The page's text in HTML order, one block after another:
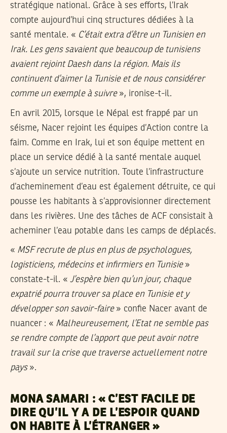
stratégique national. Grâce à ses efforts, l’Irak
compte aujourd’hui cinq structures dédiées à la
santé mentale. « C’était extra d’être un Tunisien en
Irak. Les gens savaient que beaucoup de tunisiens
avaient rejoint Daesh dans la région. Mais ils
continuent d’aimer la Tunisie et de nous considérer
comme un exemple à suivre», ironise-t-il.
En avril 2015, lorsque le Népal est frappé par un
séisme, Nacer rejoint les équipes d’Action contre la
faim. Comme en Irak, lui et son équipe mettent en
place un service dédié à la santé mentale auquel
s’ajoute un service nutrition. Toute l’infrastructure
d’acheminement d’eau est également détruite, ce qui
pousse les habitants à s’approvisionner directement
dans les rivières. Une des tâches de ACF consistait à
acheminer l’eau potable dans les camps de déplacés.
« MSF recrute de plus en plus de psychologues,
logisticiens, médecins et infirmiers en Tunisie»
constate-t-il. « J’espère bien qu’un jour, chaque
expatrié pourra trouver sa place en Tunisie et y
développer son savoir-faire» confie Nacer avant de
nuancer : « Malheureusement, l’Etat ne semble pas
se rendre compte de l’apport que peut avoir notre
travail sur la crise que traverse actuellement notre
pays».
MONA SAMARI : « C’EST FACILE DE
DIRE QU’IL Y A DE L’ESPOIR QUAND
ON HABITE À L’ÉTRANGER »